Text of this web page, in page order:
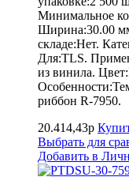
Минимальное
Ширина:30.00
складе:Нет.
Для:TLS.
из винила.
риббон R-7950.
20.414,43р
Выбрать для
Добавить в